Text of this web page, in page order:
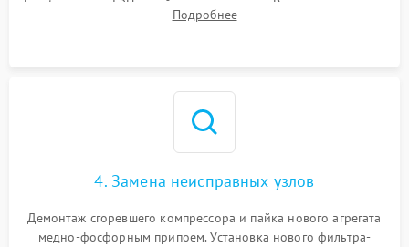
Frost, включая ТЭН оттайки и вентилятор. Ремонт или замена
платы управления при сбоях алгоритмов.
Подробнее
4. Замена неисправных узлов
Демонтаж сгоревшего компрессора и пайка нового агрегата
медно-фосфорным припоем. Установка нового фильтра-